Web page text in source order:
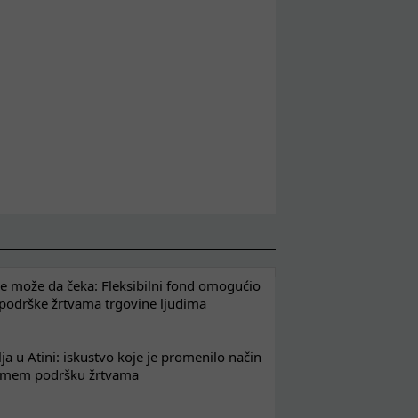
može da čeka: Fleksibilni fond omogućio
žrtvama trgovine ljudima
u Atini: iskustvo koje je promenilo način
podršku žrtvama